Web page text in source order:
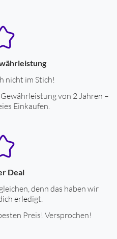
nicht im Stich!
von 2 Jahren –
Einkaufen.
Deal
denn das haben wir
erledigt.
Preis! Versprochen!